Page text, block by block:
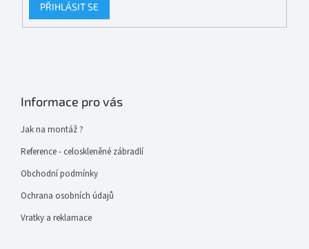
PŘIHLÁSIT SE
Informace pro vás
Jak na montáž ?
Reference - celoskleněné zábradlí
Obchodní podmínky
Ochrana osobních údajů
Vratky a reklamace